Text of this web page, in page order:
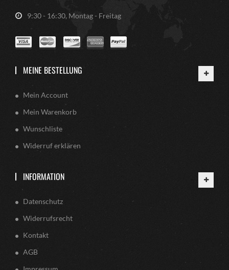
9:30 - 16:30, Montag - Freitag
MEINE BESTELLUNG
Mein Account
Mein Warenkorb
Wunschliste
Widerruf erklären
INFORMATION
Datenschutz
Widerrufsrecht
Kontakt
AGB